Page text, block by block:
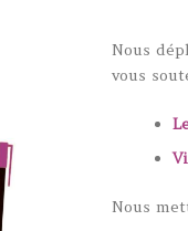
Nous
vous
Nous